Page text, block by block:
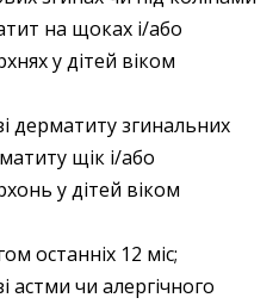
на щоках і/або
у дітей віком
дерматиту згинальних
щік і/або
у дітей віком
останніх 12 міс;
астми чи алергічного